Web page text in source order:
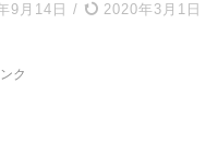
9月14日 / 2020年3月1日
ク